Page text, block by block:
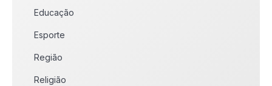
Educação
Esporte
Região
Religião